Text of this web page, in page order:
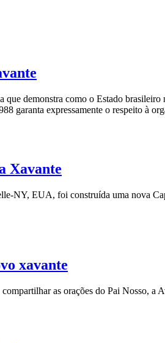
demonstra como o Estado
garanta expressamente o respeito à
Xavante
NY, EUA, foi construída uma nova
xavante
as orações do Pai Nosso, a